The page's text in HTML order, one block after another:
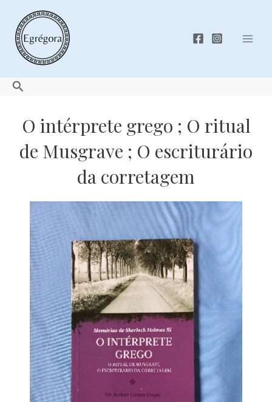
content
Search
O intérprete grego ; O ritual
de Musgrave ; O escriturário
da corretagem